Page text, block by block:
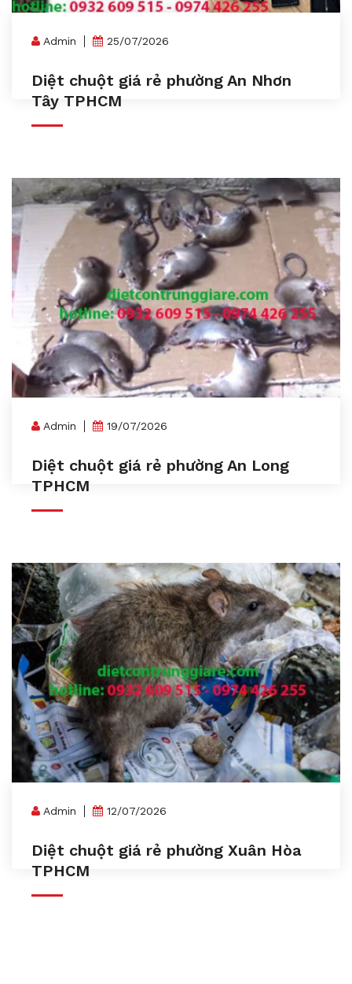
Admin 25/07/2026
Diệt chuột giá rẻ phường An Nhơn
Tây TPHCM
Admin 19/07/2026
Diệt chuột giá rẻ phường An Long
TPHCM
Admin 12/07/2026
Diệt chuột giá rẻ phường Xuân Hòa
TPHCM